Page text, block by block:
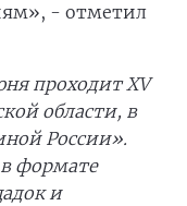
- отметил
проходит XV
области, в
России».
формате
и